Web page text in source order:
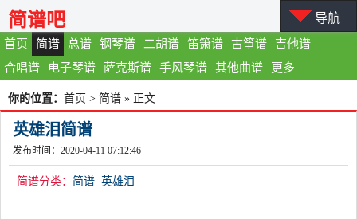
首页 简谱 总谱 钢琴谱 二胡谱 笛箫谱 古筝谱
吉他谱
合唱谱
电子琴谱 萨克斯谱 手风琴谱 其他曲谱 更多
简谱吧 导航
你的位置： 首页 > 简谱 » 正文
英雄泪简谱
发布时间：2020-04-11 07:12:46
简谱分类： 简谱 英雄泪